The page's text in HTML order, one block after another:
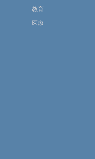
教育
医療